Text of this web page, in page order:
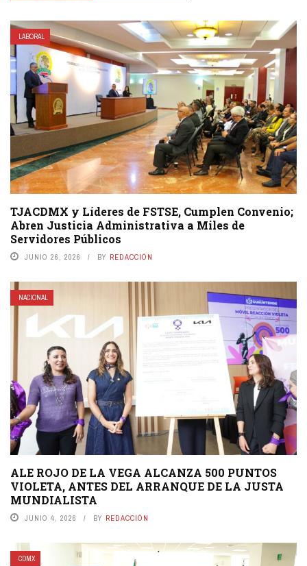
LABORAL
TJACDMX y Líderes de FSTSE, Cumplen Convenio;
Abren Justicia Administrativa a Miles de
Servidores Públicos
JUNIO 26, 2026 BY REDACCIÓN
NACIONAL
ALE ROJO DE LA VEGA ALCANZA 500 PUNTOS
VIOLETA, ANTES DEL ARRANQUE DE LA JUSTA
MUNDIALISTA
JUNIO 4, 2026 BY REDACCIÓN
CDMX